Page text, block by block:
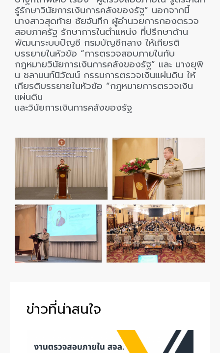
รู้รักษาวินัยการเงินการคลังของรัฐ” นอกจากนี้
นางสาวสุดท้าย ชัยจันทึก ผู้อำนวยการกองตรวจ
สอบภาครัฐ รักษาการในตำแหน่ง ที่ปรึกษาด้าน
พัฒนาระบบปัญชี กรมบัญชีกลาง ให้เกียรติ
บรรยายในหัวข้อ “การตรวจสอบภายในกับ
กฎหมายวินัยการเงินการคลังของรัฐ” และ นางยุพิ
น ชลานนท์นิวัฒน์ กรรมการตรวจเงินแผ่นดิน ให้
เกียรติบรรยายในหัวข้อ “กฎหมายการตรวจเงิน
แผ่นดิน
และวินัยการเงินการคลังของรัฐ
ข่าวที่น่าสนใจ